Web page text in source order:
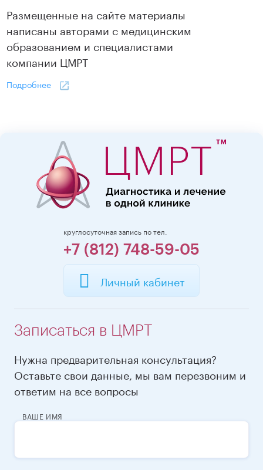
Размещенные на сайте материалы
написаны авторами с медицинским
образованием и специалистами
компании ЦМРТ
Подробнее
круглосуточная запись по тел.
+7 (812) 748-59-05
Личный кабинет
Записаться в ЦМРТ
Нужна предварительная консультация?
Оставьте свои данные, мы вам перезвоним и
ответим на все вопросы
ВАШЕ ИМЯ